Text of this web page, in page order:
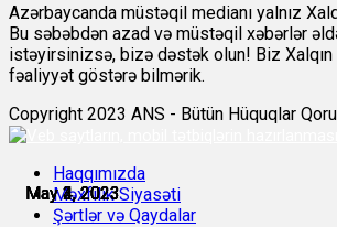
May 2, 2023
May 3, 2023
May 3, 2023
May 3, 2023
May 4, 2023
May 4, 2023
Azərbaycanda müstəqil medianı yalnız
Bu səbəbdən azad və müstəqil xəbərlər
istəyirsinizsə, bizə dəstək olun! Biz
fəaliyyət göstərə bilmərik.
Copyright 2023 ANS - Bütün Hüquqlar
Haqqımızda
Məxfilik Siyasəti
Şərtlər və Qaydalar